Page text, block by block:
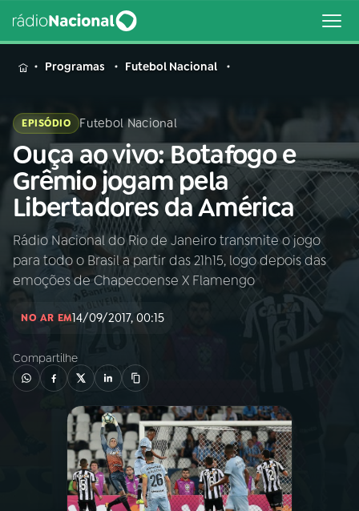
MENU
Buscar
na
Rádio
Nacional
Buscar
AO VIVO
INÍCIO
PROGRAMAS
PODCASTS
Programas Futebol Nacional
EPISÓDIO Futebol Nacional
Ouça ao vivo: Botafogo e
Grêmio jogam pela
Libertadores da América
Rádio Nacional do Rio de Janeiro transmite o jogo
para todo o Brasil a partir das 21h15, logo depois das
emoções de Chapecoense X Flamengo
NO AR EM14/09/2017, 00:15
Compartilhe